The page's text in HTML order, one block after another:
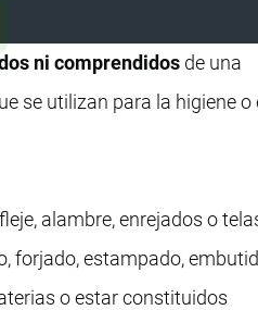
ni comprendidos de una
se utilizan para la higiene o
alambre, enrejados o
forjado, estampado,
o estar constituidos